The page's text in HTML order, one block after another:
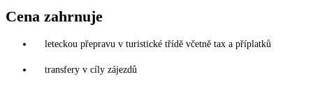
Cena zahrnuje
leteckou přepravu v turistické třídě včetně tax a příplatků
transfery v cíly zájezdů